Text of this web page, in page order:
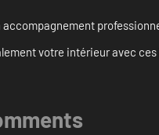
accompagnement
votre intérieur avec ces